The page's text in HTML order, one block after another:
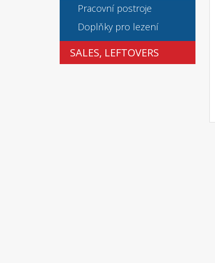
Pracovní postroje
Doplňky pro lezení
SALES, LEFTOVERS